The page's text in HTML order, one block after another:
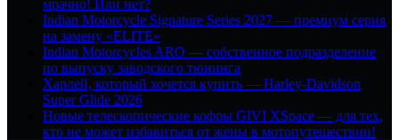
мрачно! Или нет?
Indian Motorcycle Signature Series 2027 — премиум серия
на замену «ELITE»
Indian Motorcycles ARO — собственное подразделение
по выпуску заводского тюнинга
Харлей, который хочется купить — Harley-Davidson
Super Glide 2026
Новые телескопические кофры GIVI XSpace — для тех,
кто не может избавиться от жены в мотопутешествии!